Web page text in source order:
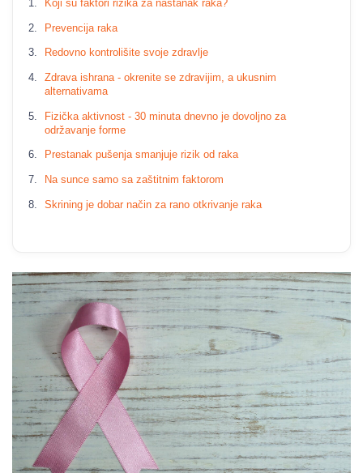
Koji su faktori rizika za nastanak raka?
Prevencija raka
Redovno kontrolišite svoje zdravlje
Zdrava ishrana - okrenite se zdravijim, a ukusnim
alternativama
Fizička aktivnost - 30 minuta dnevno je dovoljno za
održavanje forme
Prestanak pušenja smanjuje rizik od raka
Na sunce samo sa zaštitnim faktorom
Skrining je dobar način za rano otkrivanje raka